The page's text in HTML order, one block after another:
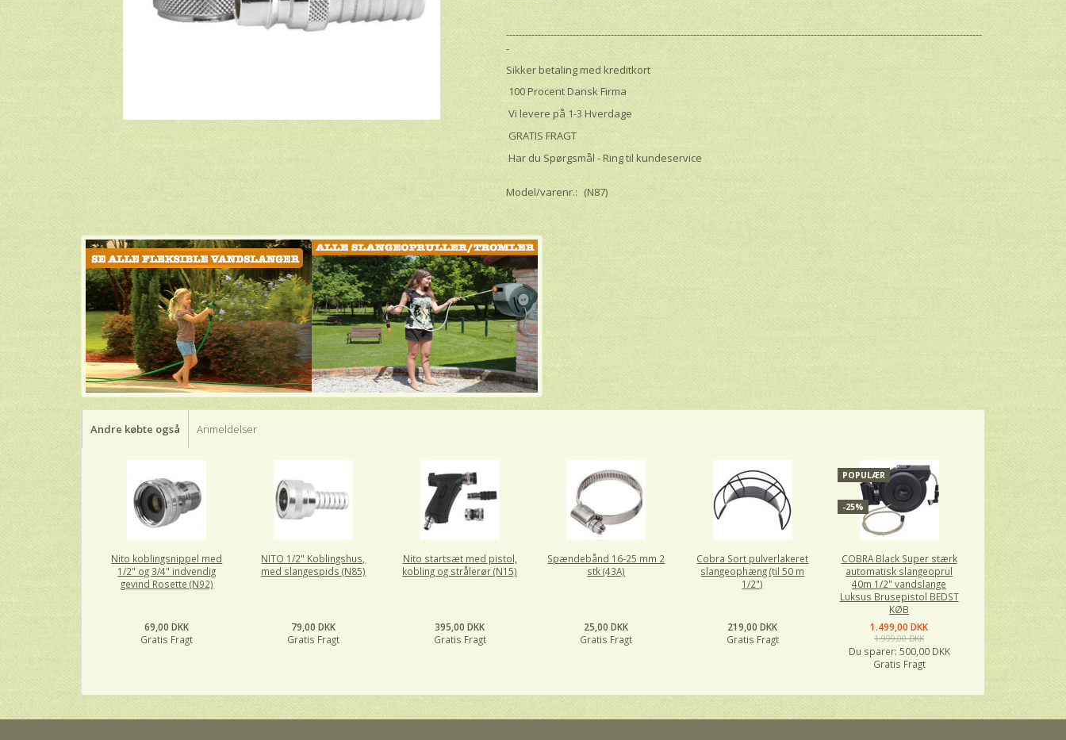
------------------------------------------------------------------------------------------------------------------------------------------------------
-
Sikker betaling med kreditkort
100 Procent Dansk Firma
Vi levere på 1-3 Hverdage
GRATIS FRAGT
Har du Spørgsmål - Ring til kundeservice
Model/varenr.: (N87)
Andre købte også Anmeldelser
Nito koblingsnippel med
1/2" og 3/4" indvendig
gevind Rosette (N92)
69,00 DKK
Gratis Fragt
NITO 1/2" Koblingshus,
med slangespids (N85)
79,00 DKK
Gratis Fragt
Nito startsæt med pistol,
kobling og strålerør (N15)
395,00 DKK
Gratis Fragt
Spændebånd 16-25 mm 2
stk (43A)
25,00 DKK
Gratis Fragt
Cobra Sort pulverlakeret
slangeophæng (til 50 m
1/2")
219,00 DKK
Gratis Fragt
POPULÆR
-25%
COBRA Black Super stærk
automatisk slangeoprul
40m 1/2" vandslange
Luksus Brusepistol BEDST
KØB
1.499,00 DKK
1.999,00 DKK
Du sparer: 500,00 DKK
Gratis Fragt